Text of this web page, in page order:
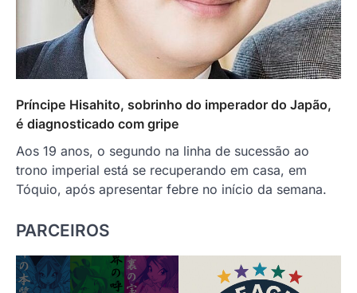
Príncipe Hisahito, sobrinho do imperador do Japão,
é diagnosticado com gripe
Aos 19 anos, o segundo na linha de sucessão ao
trono imperial está se recuperando em casa, em
Tóquio, após apresentar febre no início da semana.
PARCEIROS